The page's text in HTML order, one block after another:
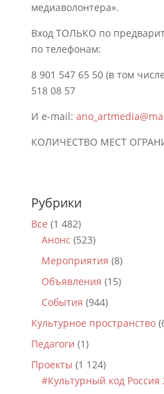
медиаволонтера».
Вход ТОЛЬКО по
по телефонам:
8 901 547 65 50 (в том
518 08 57
И e-mail:
КОЛИЧЕСТВО МЕСТ
Рубрики
Все (1 482)
Анонс (523)
Мероприятия (8)
Объявления (15)
События (944)
Культурное пространство
Педагоги (1)
Проекты (1 124)
#Культурный код Россия